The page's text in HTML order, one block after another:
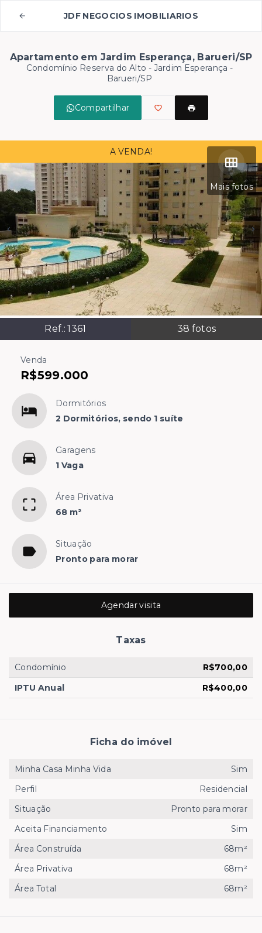
JDF NEGOCIOS IMOBILIARIOS
Apartamento em Jardim Esperança, Barueri/SP
Condomínio Reserva do Alto - Jardim Esperança -
Barueri/SP
Compartilhar
Mais fotos
Ref.:1361 38 fotos
A VENDA!
Venda
R$599.000
Dormitórios
2 Dormitórios, sendo 1 suíte
Garagens
1 Vaga
Área Privativa
68 m²
Situação
Pronto para morar
Agendar visita
Taxas
Condomínio
R$700,00
IPTU Anual
R$400,00
Ficha do imóvel
Minha Casa Minha Vida
Sim
Perfil
Residencial
Situação
Pronto para morar
Aceita Financiamento
Sim
Área Construída
68m²
Área Privativa
68m²
Área Total
68m²